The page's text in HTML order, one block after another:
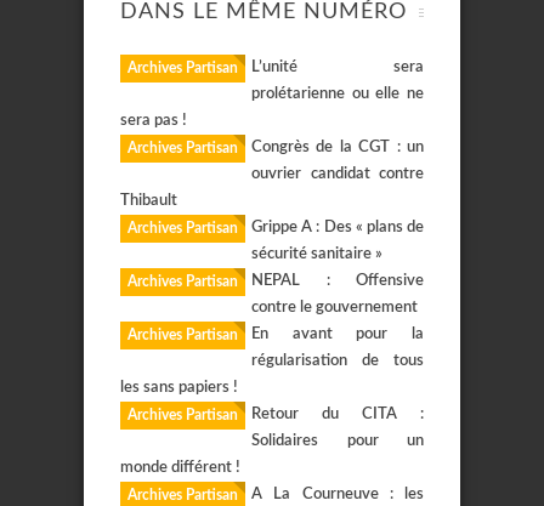
DANS LE MÊME NUMÉRO
Archives Partisan
L’unité sera
prolétarienne ou elle ne
sera pas !
Archives Partisan
Congrès de la CGT : un
ouvrier candidat contre
Thibault
Archives Partisan
Grippe A : Des « plans de
sécurité sanitaire »
Archives Partisan
NEPAL : Offensive
contre le gouvernement
Archives Partisan
En avant pour la
régularisation de tous
les sans papiers !
Archives Partisan
Retour du CITA :
Solidaires pour un
monde différent !
Archives Partisan
A La Courneuve : les